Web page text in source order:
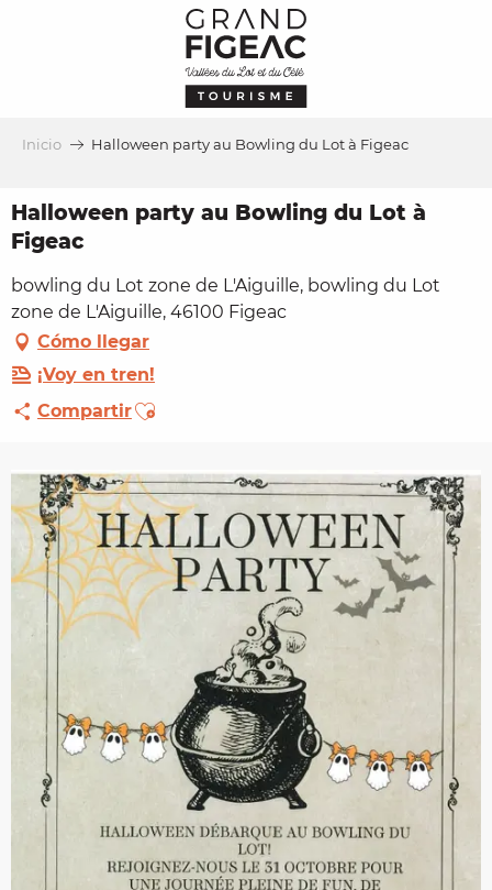
Inicio Halloween party au Bowling du Lot à Figeac
Halloween party au Bowling du Lot à
Figeac
bowling du Lot zone de L'Aiguille, bowling du Lot
zone de L'Aiguille, 46100 Figeac
Cómo llegar
¡Voy en tren!
CompartirAjouter aux favoris